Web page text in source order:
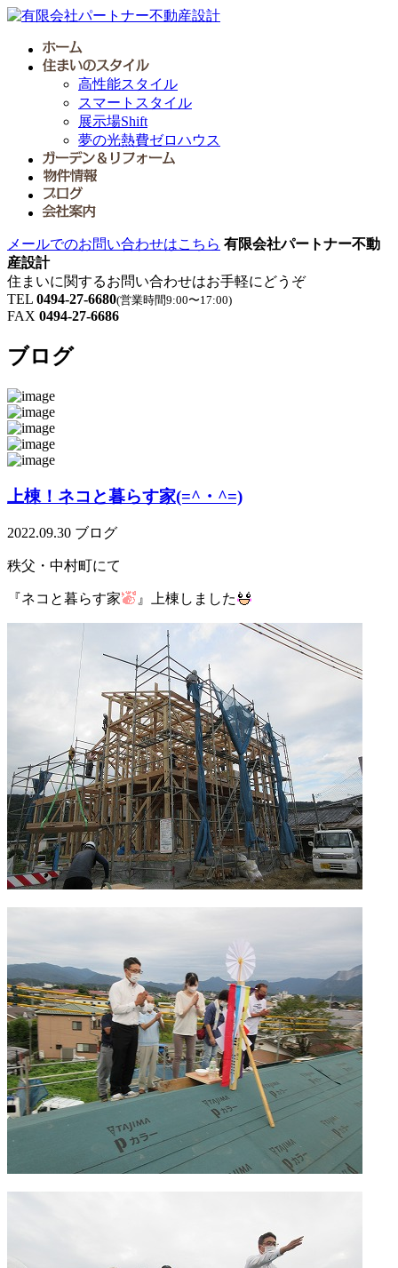
高性能スタイル
スマートスタイル
展示場Shift
夢の光熱費ゼロハウス
メールでのお問い合わせはこちら 有限会社パートナー不動
産設計
住まいに関するお問い合わせはお手軽にどうぞ
TEL 0494-27-6680(営業時間9:00〜17:00)
FAX 0494-27-6686
ブログ
上棟！ネコと暮らす家(=^・^=)
2022.09.30 ブログ
秩父・中村町にて
『ネコと暮らす家 』上棟しました